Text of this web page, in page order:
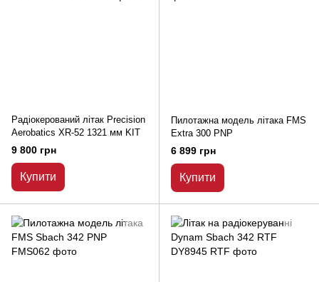
Радіокерований літак Precision
Aerobatics XR-52 1321 мм KIT
9 800 грн
Купити
Пилотажна модель літака FMS
Extra 300 PNP
6 899 грн
Купити